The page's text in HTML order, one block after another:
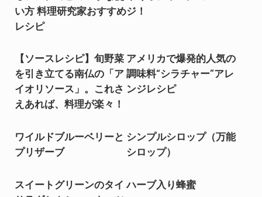
い方 料理研究家おすすめ
レシピ
ジ！
【ソースレシピ】旬野菜
を引き立てる南仏の「ア
イオリソース」。これさ
えあれば、料理が楽々！
アメリカで爆発的人気の
調味料“シラチャー”アレ
ンジレシピ
ワイルドブルーベリーと
プリザーブ
シンプルシロップ（万能
シロップ）
スイートグリーンのタイ ハーブ入り蜂蜜